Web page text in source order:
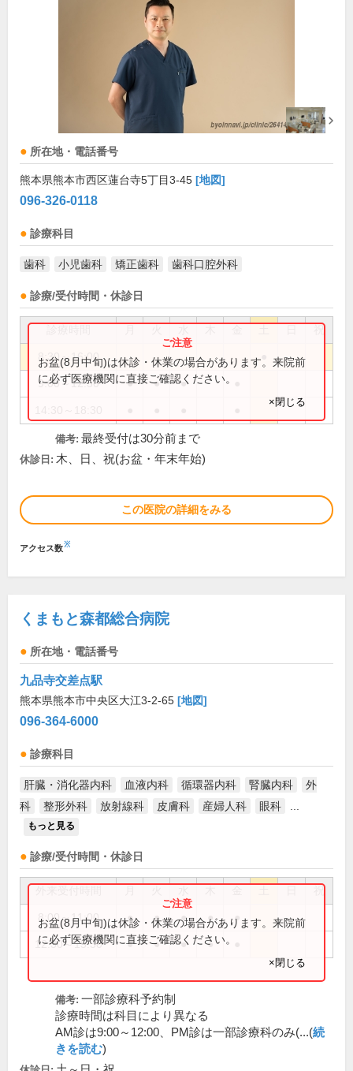
所在地・電話番号
熊本県熊本市西区蓮台寺5丁目3-45 [地図]
096-326-0118
診療科目
歯科 小児歯科 矯正歯科 歯科口腔外科
診療/受付時間・休診日
祝
8:30～16:00
9:00～12:30 ● ● ●
お盆(8月中旬)は休診・休業の場合があります。来院前
に必ず医療機関に直接ご確認ください。
×閉じる
備考: 最終受付は30分前まで
休診日: 木、日、祝(お盆・年末年始)
この医院の詳細をみる
アクセス数※
くまもと森都総合病院
所在地・電話番号
九品寺交差点駅
熊本県熊本市中央区大江3-2-65 [地図]
096-364-6000
診療科目
肝臓・消化器内科 血液内科 循環器内科 腎臓内科
外
科
整形外科 放射線科 皮膚科 産婦人科 眼科
もっと見る
診療/受付時間・休診日
祝
8:00～11:00 ● ● ● ● ●
12:30～15:30 ● ● ● ●
お盆(8月中旬)は休診・休業の場合があります。来院前
に必ず医療機関に直接ご確認ください。
×閉じる
備考: 一部診療科予約制
診療時間は科目により異なる
AM診は9:00～12:00、PM診は一部診療科のみ(...(続
きを読む)